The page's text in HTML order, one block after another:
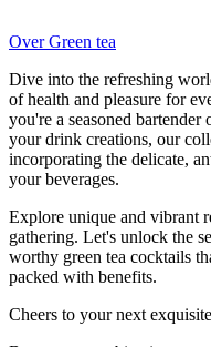
Over Green tea
Dive into the refreshing
of health and pleasure for
you're a seasoned
your drink creations, our
incorporating the delicate,
your beverages.
Explore unique and vibrant
gathering. Let's unlock the
worthy green tea cocktails
packed with benefits.
Cheers to your next